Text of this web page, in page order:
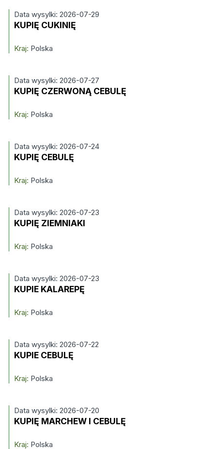
Data wysylki: 2026-07-29
KUPIĘ CUKINIĘ
Kraj: Polska
Data wysylki: 2026-07-27
KUPIĘ CZERWONĄ CEBULĘ
Kraj: Polska
Data wysylki: 2026-07-24
KUPIĘ CEBULĘ
Kraj: Polska
Data wysylki: 2026-07-23
KUPIĘ ZIEMNIAKI
Kraj: Polska
Data wysylki: 2026-07-23
KUPIE KALAREPĘ
Kraj: Polska
Data wysylki: 2026-07-22
KUPIE CEBULĘ
Kraj: Polska
Data wysylki: 2026-07-20
KUPIĘ MARCHEW I CEBULĘ
Kraj: Polska